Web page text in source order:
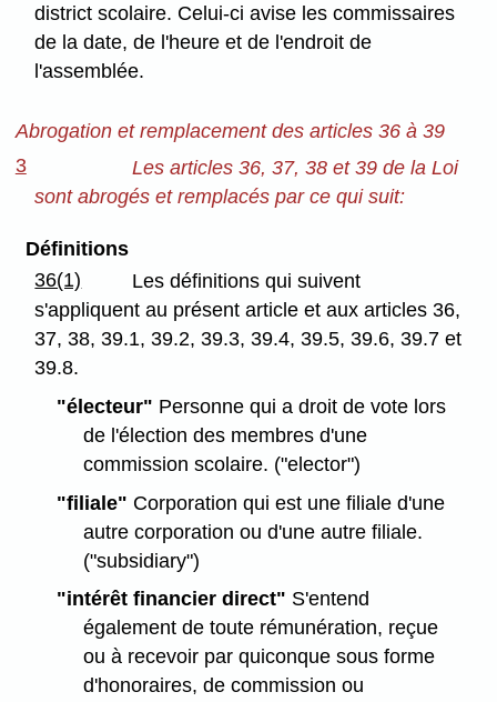
district scolaire. Celui-ci avise les commissaires
de la date, de l'heure et de l'endroit de
l'assemblée.
Abrogation et remplacement des articles 36 à 39
3
Les articles 36, 37, 38 et 39 de la Loi
sont abrogés et remplacés par ce qui suit:
Définitions
36(1)
Les définitions qui suivent
s'appliquent au présent article et aux articles 36,
37, 38, 39.1, 39.2, 39.3, 39.4, 39.5, 39.6, 39.7 et
39.8.
"électeur" Personne qui a droit de vote lors
de l'élection des membres d'une
commission scolaire. ("elector")
"filiale" Corporation qui est une filiale d'une
autre corporation ou d'une autre filiale.
("subsidiary")
"intérêt financier direct" S'entend
également de toute rémunération, reçue
ou à recevoir par quiconque sous forme
d'honoraires, de commission ou